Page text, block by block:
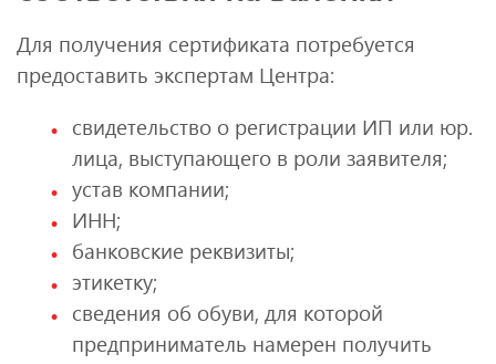
Для получения сертификата потребуется
предоставить экспертам Центра:
свидетельство о регистрации ИП или юр.
лица, выступающего в роли заявителя;
устав компании;
ИНН;
банковские реквизиты;
этикетку;
сведения об обуви, для которой
предприниматель намерен получить